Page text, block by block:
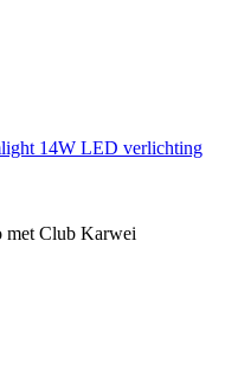
14W LED verlichting
met Club Karwei